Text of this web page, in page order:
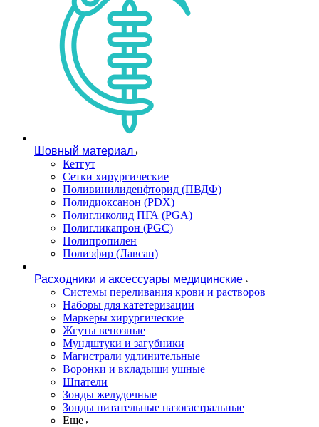
Шовный материал
Кетгут
Сетки хирургические
Поливинилиденфторид (ПВДФ)
Полидиоксанон (PDX)
Полигликолид ПГА (PGA)
Полигликапрон (PGC)
Полипропилен
Полиэфир (Лавсан)
Расходники и аксессуары медицинские
Системы переливания крови и растворов
Наборы для катетеризации
Маркеры хирургические
Жгуты венозные
Мундштуки и загубники
Магистрали удлинительные
Воронки и вкладыши ушные
Шпатели
Зонды желудочные
Зонды питательные назогастральные
Еще